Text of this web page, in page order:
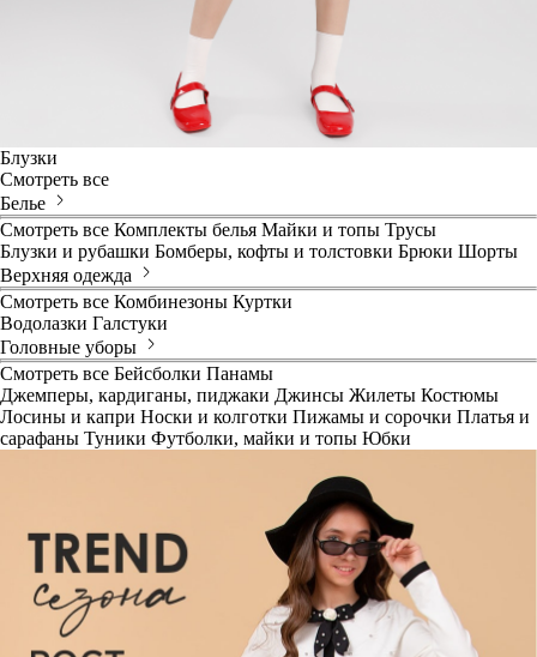
Блузки
Смотреть все
Белье
Смотреть все Комплекты белья Майки и топы Трусы
Блузки и рубашки Бомберы, кофты и толстовки Брюки Шорты
Верхняя одежда
Смотреть все Комбинезоны Куртки
Водолазки Галстуки
Головные уборы
Смотреть все Бейсболки Панамы
Джемперы, кардиганы, пиджаки Джинсы Жилеты Костюмы
Лосины и капри Носки и колготки Пижамы и сорочки Платья и
сарафаны Туники Футболки, майки и топы Юбки